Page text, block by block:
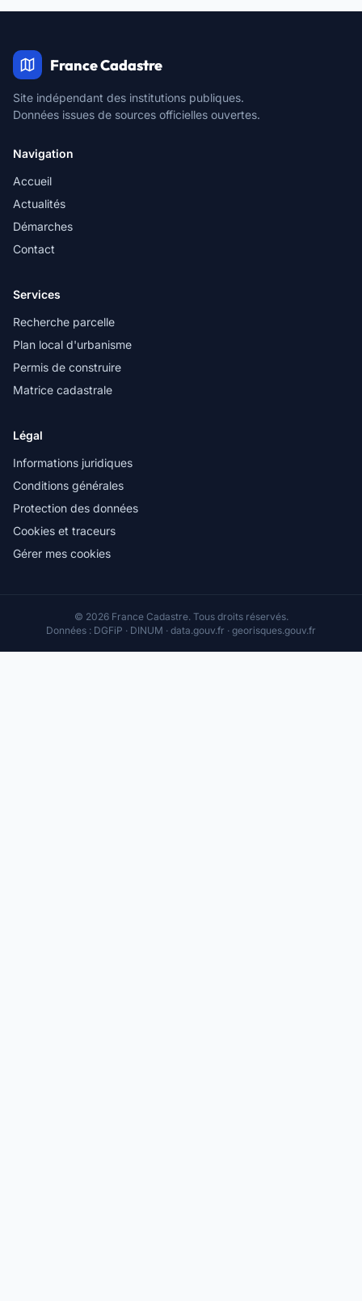
France Cadastre
Site indépendant des institutions publiques.
Données issues de sources officielles ouvertes.
Navigation
Accueil
Actualités
Démarches
Contact
Services
Recherche parcelle
Plan local d'urbanisme
Permis de construire
Matrice cadastrale
Légal
Informations juridiques
Conditions générales
Protection des données
Cookies et traceurs
Gérer mes cookies
© 2026 France Cadastre. Tous droits réservés.
Données : DGFiP · DINUM · data.gouv.fr · georisques.gouv.fr